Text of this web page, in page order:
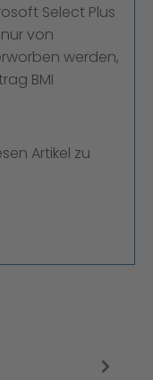
Select Plus
von
werden,
BMI
Artikel zu